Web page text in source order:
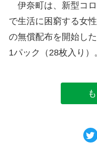
伊奈町は、新型コ
で生活に困窮する女
の無償配布を開始し
1パック（28枚入り）